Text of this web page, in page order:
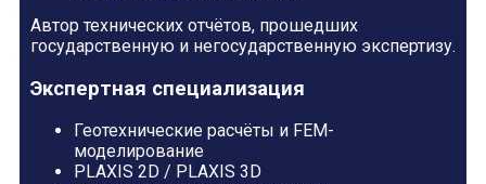
Автор технических отчётов, прошедших
государственную и негосударственную экспертизу.
Экспертная специализация
Геотехнические расчёты и FEM-
моделирование
PLAXIS 2D / PLAXIS 3D